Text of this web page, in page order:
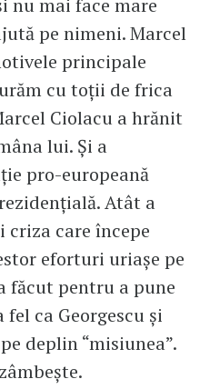
nu mai face mare
pe nimeni. Marcel
principale
cu toții de frica
Ciolacu a hrănit
lui. Și a
pro-europeană
Atât a
criza care începe
eforturi uriașe pe
făcut pentru a pune
ca Georgescu și
deplin “misiunea”.